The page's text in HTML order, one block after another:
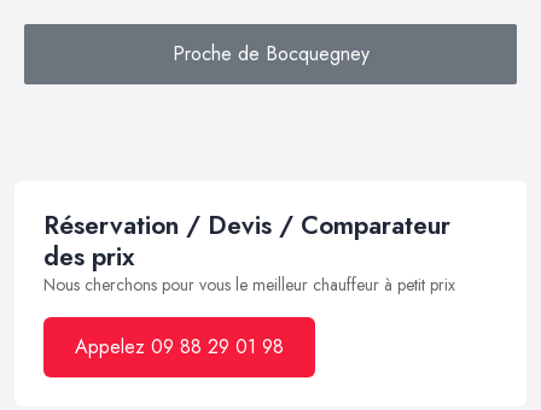
Proche de Bocquegney
Réservation / Devis / Comparateur
des prix
Nous cherchons pour vous le meilleur chauffeur à petit prix
Appelez 09 88 29 01 98